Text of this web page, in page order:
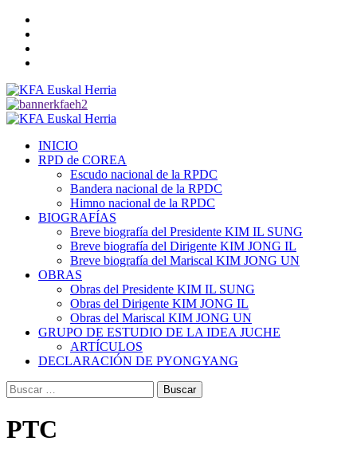
Saltar
contenido
Menú
INICIO
RPD de COREA
Escudo nacional de la RPDC
Bandera nacional de la RPDC
Himno nacional de la RPDC
BIOGRAFÍAS
Breve biografía del Presidente KIM IL SUNG
Breve biografía del Dirigente KIM JONG IL
Breve biografía del Mariscal KIM JONG UN
OBRAS
Obras del Presidente KIM IL SUNG
Obras del Dirigente KIM JONG IL
Obras del Mariscal KIM JONG UN
GRUPO DE ESTUDIO DE LA IDEA JUCHE
ARTÍCULOS
DECLARACIÓN DE PYONGYANG
Buscar:
PTC